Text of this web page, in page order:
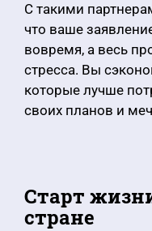
С такими
что ваше
вовремя, а весь
стресса. Вы
которые лучше
своих планов и
Старт
стране